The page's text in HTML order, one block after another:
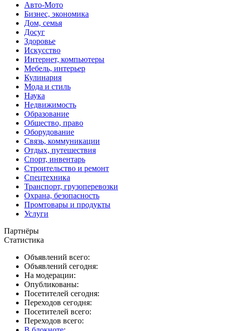
Авто-Мото
Бизнес, экономика
Дом, семья
Досуг
Здоровье
Искусство
Интернет, компьютеры
Мебель, интерьер
Кулинария
Мода и стиль
Наука
Недвижимость
Образование
Общество, право
Оборудование
Связь, коммуникации
Отдых, путешествия
Спорт, инвентарь
Строительство и ремонт
Спецтехника
Транспорт, грузоперевозки
Охрана, безопасность
Промтовары и продукты
Услуги
Партнёры
Статистика
Объявлений всего:
Объявлений сегодня:
На модерации:
Опубликованы:
Посетителей сегодня:
Переходов сегодня:
Посетителей всего:
Переходов всего: